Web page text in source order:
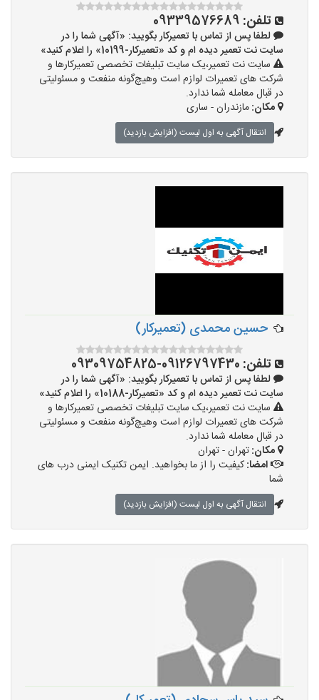
تلفن: 09339576689
لطفا پس از تماس با تعمیرکار بگویید: «آگهی شما را در
سایت نت تعمیر دیده ام و کد «تعمیرکار-10199» را اعلام کنید»
سایت نت تعمیر،یک سایت تبلیغات تخصصی تعمیرکارها و
شرکت های تعمیرات لوازم است وهیچ‌گونه منفعت و مسئولیتی
در قبال معامله شما ندارد.
مکان:مازندران - ساری
انتقال آگهی به اول لیست (افزایش بازدید)
حسین محمدی (تعمیرکار)
تلفن: 09126797430-09309754825
لطفا پس از تماس با تعمیرکار بگویید: «آگهی شما را در
سایت نت تعمیر دیده ام و کد «تعمیرکار-10188» را اعلام کنید»
سایت نت تعمیر،یک سایت تبلیغات تخصصی تعمیرکارها و
شرکت های تعمیرات لوازم است وهیچ‌گونه منفعت و مسئولیتی
در قبال معامله شما ندارد.
مکان:تهران - تهران
امضا:کیفیت را از ما بخواهید. ایمن تکنیک ایمنی درب های
شما
انتقال آگهی به اول لیست (افزایش بازدید)